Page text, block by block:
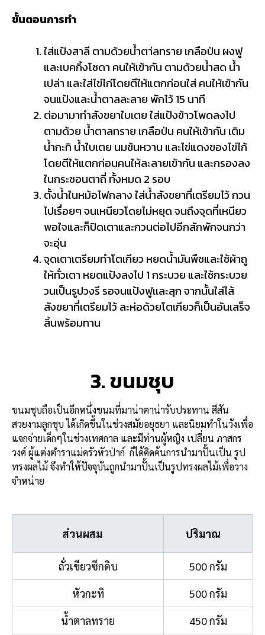
ขั้นตอนการทำ
ใส่แป้งสาลี ตามด้วยน้ำตา่ลทราย เกลือป่น ผงฟู
และเบคกิ้งโซดา คนให้เข้ากัน ตามด้วยน้ำสด น้ำ
เปล่า และใส่ไข่ไก่โดยตีให้แตกก่อนใส่ คนให้เข้ากัน
จนแป้งและน้ำตาลละลาย พักไว้ 15 นาที
ต่อมามาทำสังขยาใบเตย ใส่แป้งข้าวโพดลงไป
ตามด้วย น้ำตาลทราย เกลือป่น คนให้เข้ากัน เติม
น้ำกะทิ น้ำใบเตย นมข้นหวาน และไข่แดงของไข่ไก้
โดยตีให้แตกก่อนคนให้ละลายเข้ากัน และกรองลง
ในกระชอนตาถี่ ทั้งหมด 2 รอบ
ตั้งน้ำในหม้อไฟกลาง ใส่น้ำสังขยาที่เตรียมไว้ กวน
ไปเรื่อยๆ จนเหนียวโดยไม่หยุด จนถึงจุดที่เหนียว
พอใจและก็ปิดเตาและกวนต่อไปอีกสักพักจนกว่า
จะอุ่น
จุดเตาเตรียมทำโตเกียว หยดน้ำมันพืชและใช้ผ้าถู
ให้ทั่วเตา หยดแป้งลงไป 1 กระบวย และใช้กระบวย
วนเป็นรูปวงรี รอจนแป้งฟูเเละสุก จากนั้นใส่ไส้
สังขยาที่เตรียมไว้ ละห่อด้วยโตเกียวก็เป็นอันเสร็จ
สิ้นพร้อมทาน
3. ขนมชุบ
ขนมชุบถือเป็นอีกหนึ่งขนมที่มาน่าตาน่ารับประทาน สีสัน
สวยงามลูกชุบ ได้เกิดขึ้นในช่วงสมัยอยุธยา และนิยมทำในวังเพื่อ
แจกจ่ายเด็กๆในช่วงเทศกาล และมีท่านผู้หญิง เปลี่ยน ภาสกร
วงศ์ ผู้แต่งตำราแม่ครัวหัวป่าก์ ก็ได้คิดค้นการนำมาปั้นเป็น รูป
ทรงผลไม้ จึงทำให้ปัจจุบันถูกนำมาปั้นเป็นรูปทรงผลไม้เพื่อวาง
จำหน่าย
ส่วนผสม ปริมาณ
ถั่วเขียวซีกดิบ
500 กรัม
หัวกะทิ
500 กรัม
น้ำตาลทราย
450 กรัม